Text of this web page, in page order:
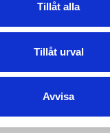
Tillåt alla
Tillåt urval
Avvisa